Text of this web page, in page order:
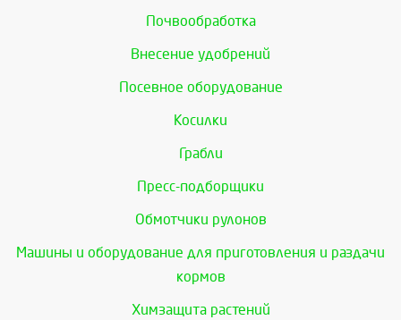
Почвообработка
Внесение удобрений
Посевное оборудование
Косилки
Грабли
Пресс-подборщики
Обмотчики рулонов
Машины и оборудование для приготовления и раздачи
кормов
Химзащита растений